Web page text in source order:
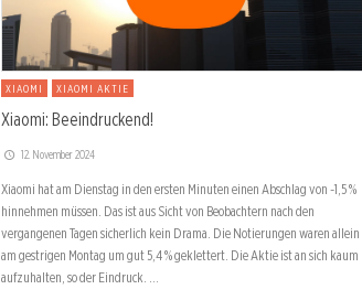
XIAOMI XIAOMI AKTIE
Xiaomi: Beeindruckend!
12. November 2024
Xiaomi hat am Dienstag in den ersten Minuten einen Abschlag von -1,5 %
hinnehmen müssen. Das ist aus Sicht von Beobachtern nach den
vergangenen Tagen sicherlich kein Drama. Die Notierungen waren allein
am gestrigen Montag um gut 5,4 % geklettert. Die Aktie ist an sich kaum
aufzuhalten, so der Eindruck. …